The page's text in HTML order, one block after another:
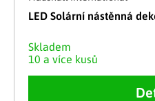
LED Solární nástěnná
Skladem
10 a více kusů